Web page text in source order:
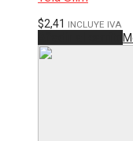
$2,41 INCLUYE IVA